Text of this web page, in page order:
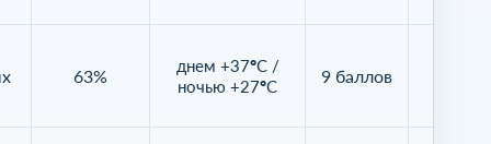
63%
днем +37°C /
ночью +27°C
9 баллов